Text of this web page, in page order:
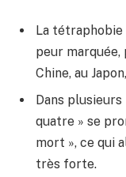
La tétraphobie
peur
Chine, au
Dans plusieurs
quatre » se
mort », ce qui
très forte.